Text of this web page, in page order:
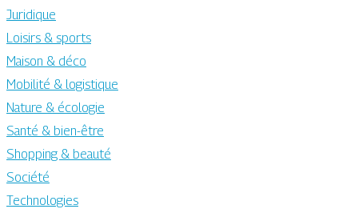
Juridique
Loisirs & sports
Maison & déco
Mobilité & logistique
Nature & écologie
Santé & bien-être
Shopping & beauté
Société
Technologies